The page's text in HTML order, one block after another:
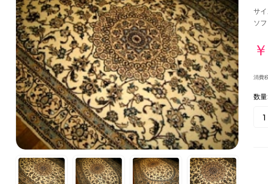
サ
ソ
消費
数量: